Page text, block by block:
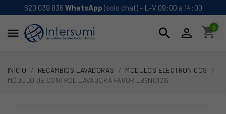
620 039 836 WhatsApp (solo chat) - L-V 09:00 a 14:00
 search  shopping_cart
0
INICIO RECAMBIOS LAVADORAS
MODULOS ELECTRONICOS
MÓDULO DE CONTROL LAVADORA FAGOR LB6N012I6